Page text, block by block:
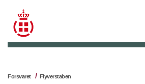
Forsvaret Flyverstaben